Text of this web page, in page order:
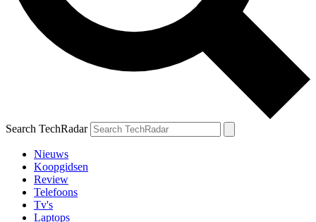
Search TechRadar
Nieuws
Koopgidsen
Review
Telefoons
Tv's
Laptops